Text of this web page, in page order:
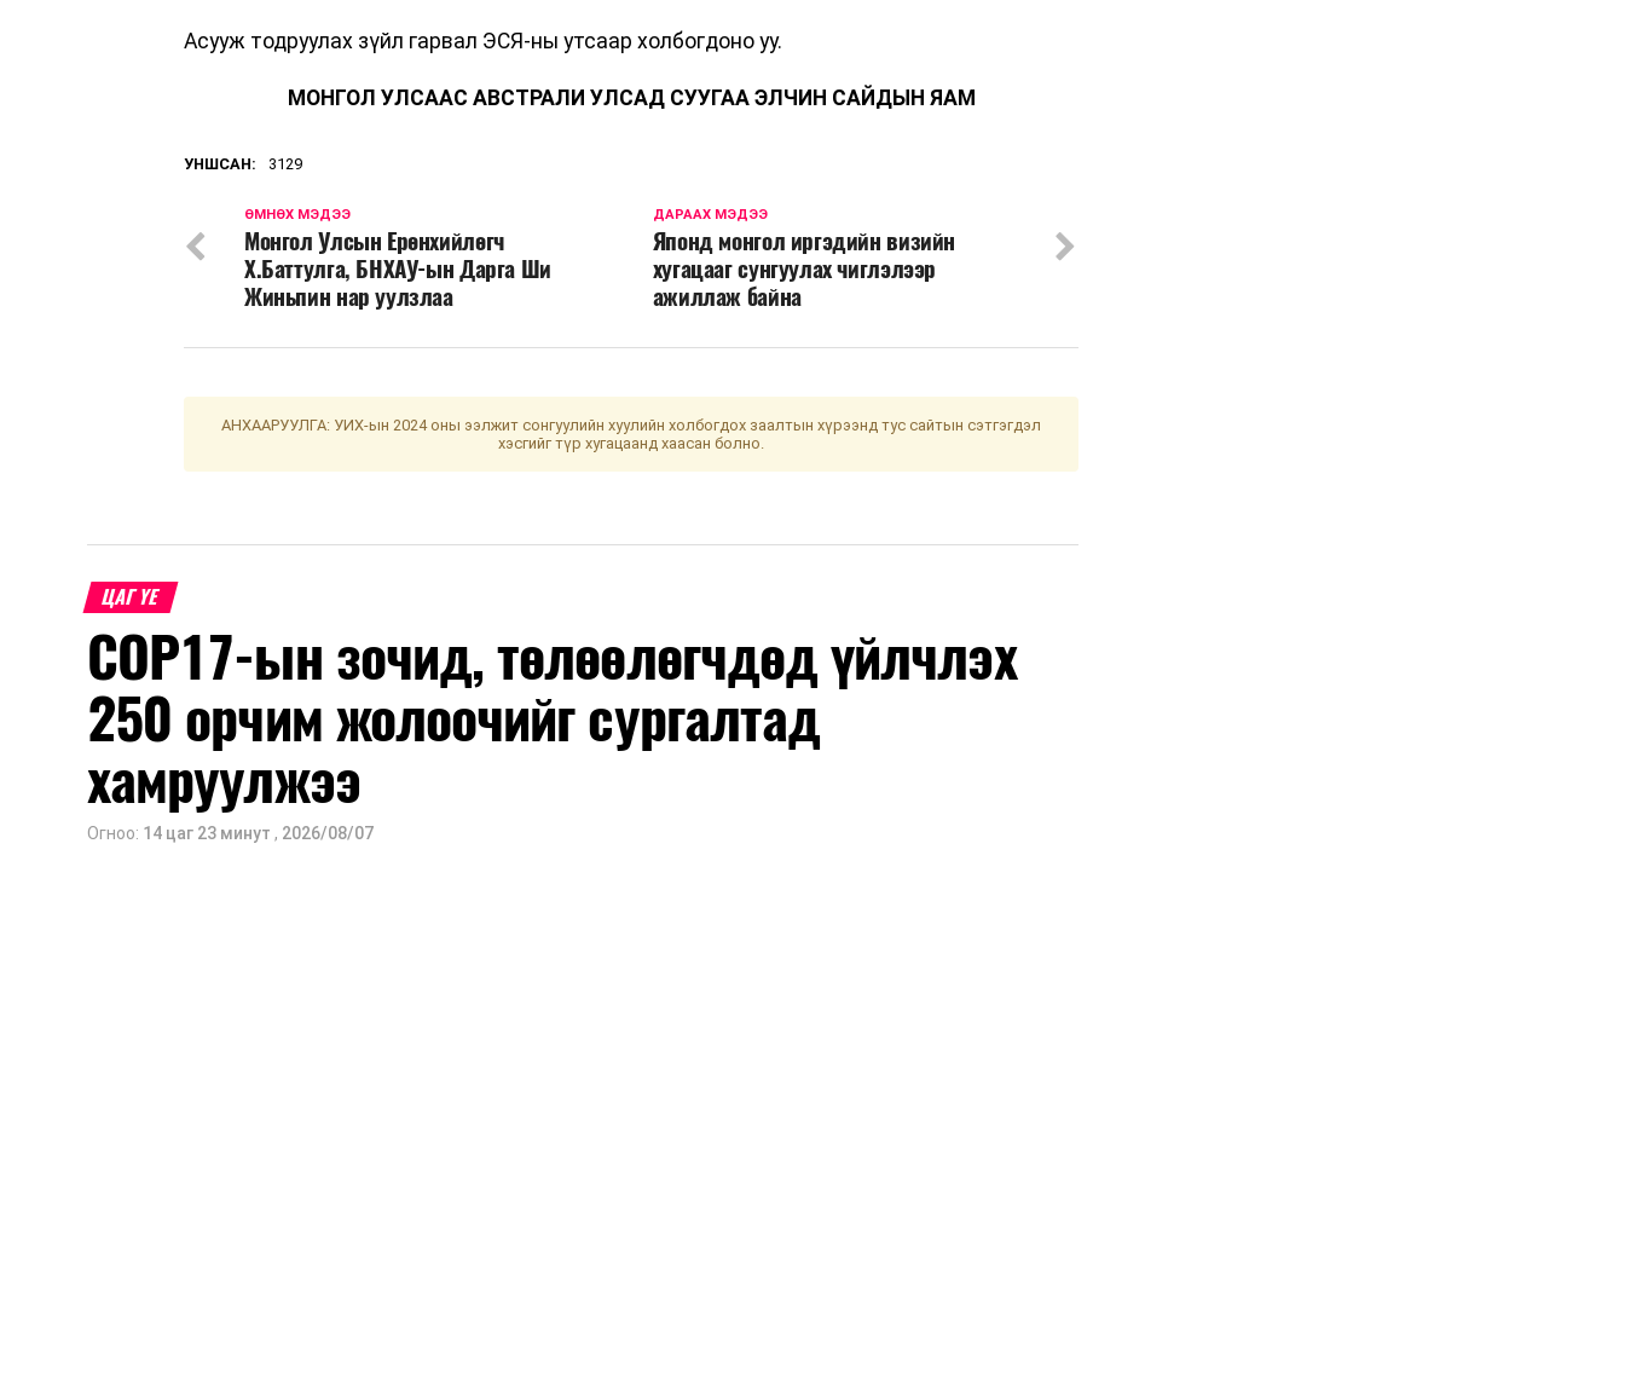
Асууж тодруулах зүйл гарвал ЭСЯ-ны утсаар холбогдоно уу.
МОНГОЛ УЛСААС АВСТРАЛИ УЛСАД СУУГАА ЭЛЧИН САЙДЫН ЯАМ
УНШСАН: 3129
ДАРААХ МЭДЭЭ
Японд монгол иргэдийн визийн
хугацааг сунгуулах чиглэлээр
ажиллаж байна
ӨМНӨХ МЭДЭЭ
Монгол Улсын Ерөнхийлөгч
Х.Баттулга, БНХАУ-ын Дарга Ши
Жиньпин нар уулзлаа
АНХААРУУЛГА: УИХ-ын 2024 оны ээлжит сонгуулийн хуулийн холбогдох заалтын хүрээнд тус сайтын сэтгэгдэл
хэсгийг түр хугацаанд хаасан болно.
ЦАГ ҮЕ
COP17-ын зочид, төлөөлөгчдөд үйлчлэх
250 орчим жолоочийг сургалтад
хамруулжээ
Огноо: 14 цаг 23 минут , 2026/08/07